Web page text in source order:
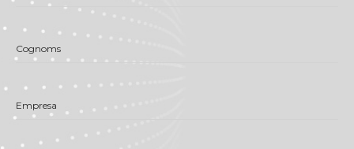
Cognoms
Empresa